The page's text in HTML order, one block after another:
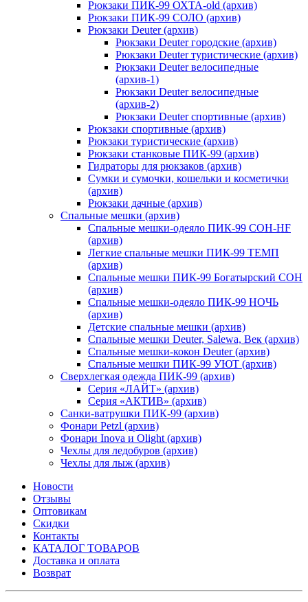
Рюкзаки ПИК-99 ОХТА-old (архив)
Рюкзаки ПИК-99 СОЛО (архив)
Рюкзаки Deuter (архив)
Рюкзаки Deuter городские (архив)
Рюкзаки Deuter туристические (архив)
Рюкзаки Deuter велосипедные
(архив-1)
Рюкзаки Deuter велосипедные
(архив-2)
Рюкзаки Deuter спортивные (архив)
Рюкзаки спортивные (архив)
Рюкзаки туристические (архив)
Рюкзаки станковые ПИК-99 (архив)
Гидраторы для рюкзаков (архив)
Сумки и сумочки, кошельки и косметички
(архив)
Рюкзаки дачные (архив)
Спальные мешки (архив)
Спальные мешки-одеяло ПИК-99 СОН-HF
(архив)
Легкие спальные мешки ПИК-99 ТЕМП
(архив)
Спальные мешки ПИК-99 Богатырский СОН
(архив)
Спальные мешки-одеяло ПИК-99 НОЧЬ
(архив)
Детские спальные мешки (архив)
Спальные мешки Deuter, Salewa, Век (архив)
Спальные мешки-кокон Deuter (архив)
Спальные мешки ПИК-99 УЮТ (архив)
Сверхлегкая одежда ПИК-99 (архив)
Серия «ЛАЙТ» (архив)
Серия «АКТИВ» (архив)
Санки-ватрушки ПИК-99 (архив)
Фонари Petzl (архив)
Фонари Inova и Olight (архив)
Чехлы для ледобуров (архив)
Чехлы для лыж (архив)
Новости
Отзывы
Оптовикам
Скидки
Контакты
КАТАЛОГ ТОВАРОВ
Доставка и оплата
Возврат